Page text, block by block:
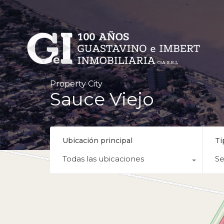
Property City
Sauce Viejo
Ubicación principal
Todas las ubicaciones